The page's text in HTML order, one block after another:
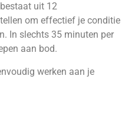
bestaat uit 12
om effectief je conditie
In slechts 35 minuten per
aan bod.
werken aan je